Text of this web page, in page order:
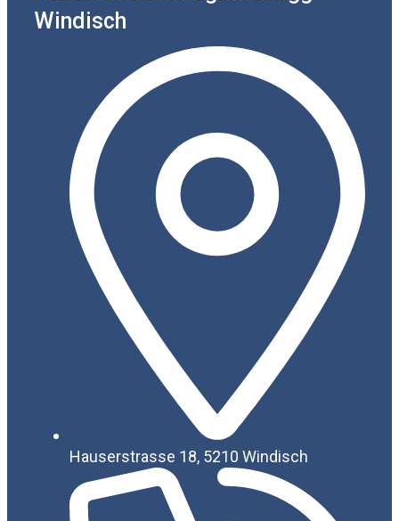
Windisch
Hauserstrasse 18, 5210 Windisch